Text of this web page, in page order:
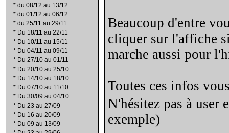
* du 08/12 au 13/12
* du 01/12 au 06/12
* du 25/11 au 29/11
* Du 18/11 au 22/11
* Du 10/11 au 15/11
* Du 04/11 au 09/11
* Du 27/10 au 01/11
* Du 20/10 au 25/10
* Du 14/10 au 18/10
* Du 07/10 au 11/10
* Du 30/09 au 04/10
* Du 23 au 27/09
* Du 16 au 20/09
* Du 09 au 13/09
Beaucoup d'entre
cliquer sur l'affiche
marche aussi pour
Toutes ces infos
N'hésitez pas à user
exemple)